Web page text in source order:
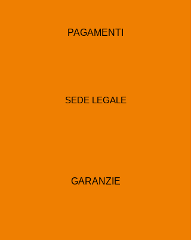
PAGAMENTI
SEDE LEGALE
GARANZIE